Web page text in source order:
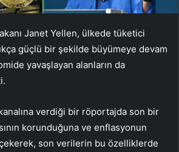
Janet Yellen, ülkede tüketici
güçlü bir şekilde büyümeye devam
yavaşlayan alanların da
verdiği bir röportajda son bir
korunduğuna ve enflasyonun
son verilerin bu özelliklerde